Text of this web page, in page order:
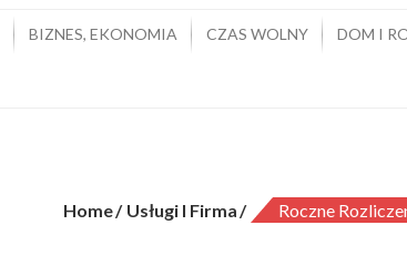
BIZNES, EKONOMIA CZAS WOLNY DOM I
Home Usługi I Firma Roczne